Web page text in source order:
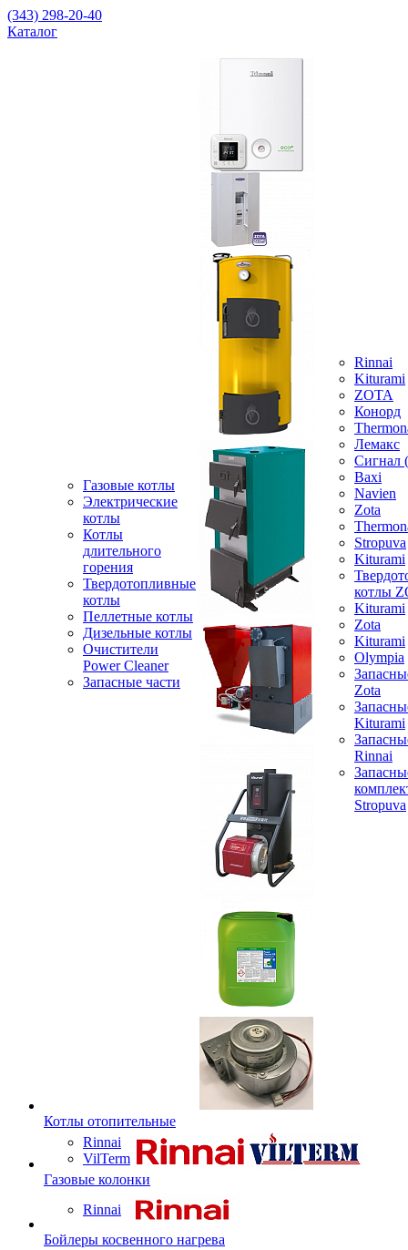
(343) 298-20-40
Каталог
Газовые котлы
Электрические
котлы
Котлы
длительного
горения
Твердотопливные
котлы
Пеллетные котлы
Дизельные котлы
Очистители
Power Cleaner
Запасные части
Rinnai
Kiturami
ZOTA
Конорд
Лемакс
Baxi
Navien
Zota
Stropuva
Kiturami
котлы
Kiturami
Zota
Kiturami
Olympia
Zota
Kiturami
Rinnai
Stropuva
Котлы отопительные
Rinnai
VilTerm
Газовые колонки
Rinnai
Бойлеры косвенного нагрева